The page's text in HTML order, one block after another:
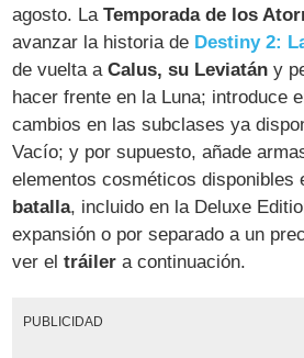
agosto. LaTemporada de los
avanzar la historia de Destiny 2:
de vuelta aCalus, su Leviatán y
hacer frente en la Luna; introduce
cambios en las subclases ya
Vacío; y por supuesto, añade
elementos cosméticos disponibles
batalla, incluido en la Deluxe
expansión o por separado a un
ver eltráiler a continuación.
PUBLICIDAD